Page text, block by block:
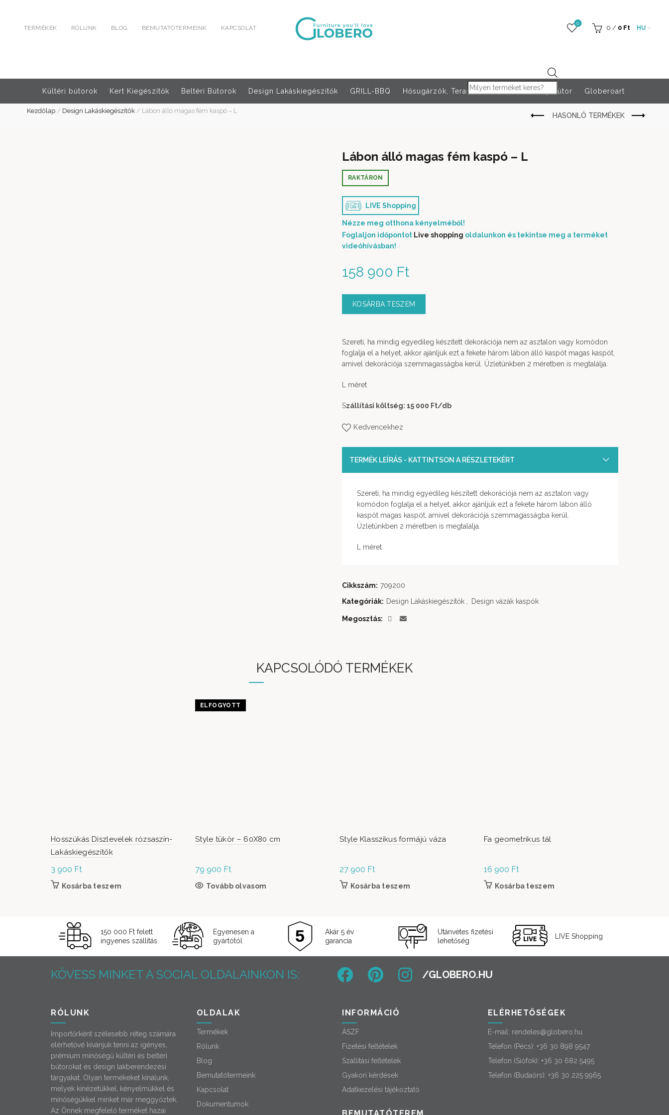
TERMÉKEK RÓLUNK BLOG BEMUTATÓTERMEINK KAPCSOLAT
Products search
0
0 / 0 Ft HU
Kültéri bútorok Kert Kiegészítők Beltéri Bútorok Design Lakáskiegészítők GRILL-BBQ Hősugárzók, Teraszfűtés Rendezvény bútor Globeroart
Kezdőlap/ Design Lakáskiegészítők/ Lábon álló magas fém kaspó – L
Lábon álló magas fém kaspó – L
158 900 Ft
RAKTÁRON
LIVE Shopping
Nézze meg otthona kényelméből!
Foglaljon időpontot Live shopping oldalunkon és tekintse meg a terméket
videóhívásban!
KOSÁRBA TESZEM
Szereti, ha mindig egyedileg készített dekorációja nem az asztalon vagy komódon
foglalja el a helyet, akkor ajánljuk ezt a fekete három lábon álló kaspót magas kaspót,
amivel dekorációja szemmagasságba kerül. Üzletünkben 2 méretben is megtalálja.
L méret
Szállítási költség: 15 000 Ft/db
Kedvencekhez
TERMÉK LEÍRÁS - KATTINTSON A RÉSZLETEKÉRT
Szereti, ha mindig egyedileg készített dekorációja nem az asztalon vagy
komódon foglalja el a helyet, akkor ajánljuk ezt a fekete három lábon álló
kaspót magas kaspót, amivel dekorációja szemmagasságba kerül.
Üzletünkben 2 méretben is megtalálja.
L méret
Cikkszám: 709200
Kategóriák: Design Lakáskiegészítők Design vázák kaspók
Megosztás
KAPCSOLÓDÓ TERMÉKEK
Hosszúkás Díszlevelek rózsaszín-
Lakáskiegészítők
3 900 Ft
Kosárba teszem
ELFOGYOTT
Style tükör – 60X80 cm
79 900 Ft
Tovább olvasom
Style Klasszikus formájú váza
27 900 Ft
Kosárba teszem
Fa geometrikus tál
16 900 Ft
Kosárba teszem
150 000 Ft felett
ingyenes szállítás
Egyenesen a
gyártótól
Akár 5 év
garancia
Utánvétes fizetési
lehetőség
LIVE Shopping
KÖVESS MINKET A SOCIAL OLDALAINKON IS:
RÓLUNK
Importőrként szélesebb réteg számára
elérhetővé kívánjuk tenni az igényes,
prémium minőségű kültéri és beltéri
bútorokat és design lakberendezési
tárgyakat. Olyan termékeket kínálunk,
melyek kinézetükkel, kényelmükkel és
minőségükkel minket már meggyőztek.
Az Önnek megfelelő terméket hazai
OLDALAK
Termékek
Rólunk
Blog
Bemutatótermeink
Kapcsolat
Dokumentumok
INFORMÁCIÓ
ÁSZF
Fizetési feltételek
Szállítási feltételek
Gyakori kérdések
Adatkezelési tájékoztató
ELÉRHETŐSÉGEK
E-mail: rendeles@globero.hu
Telefon (Pécs): +36 30 898 9547
Telefon (Siófok): +36 30 682 5495
Telefon (Budaörs): +36 30 225 9965